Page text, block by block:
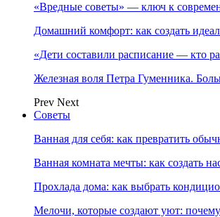
«Вредные советы» — ключ к
Домашний комфорт: как создать
«Дети составили расписание — кто
Железная воля Петра Гуменника.
Prev Next
Советы
Ванная для себя: как превратить
Ванная комната мечты: как создать
Прохлада дома: как выбрать
Мелочи, которые создают уют: